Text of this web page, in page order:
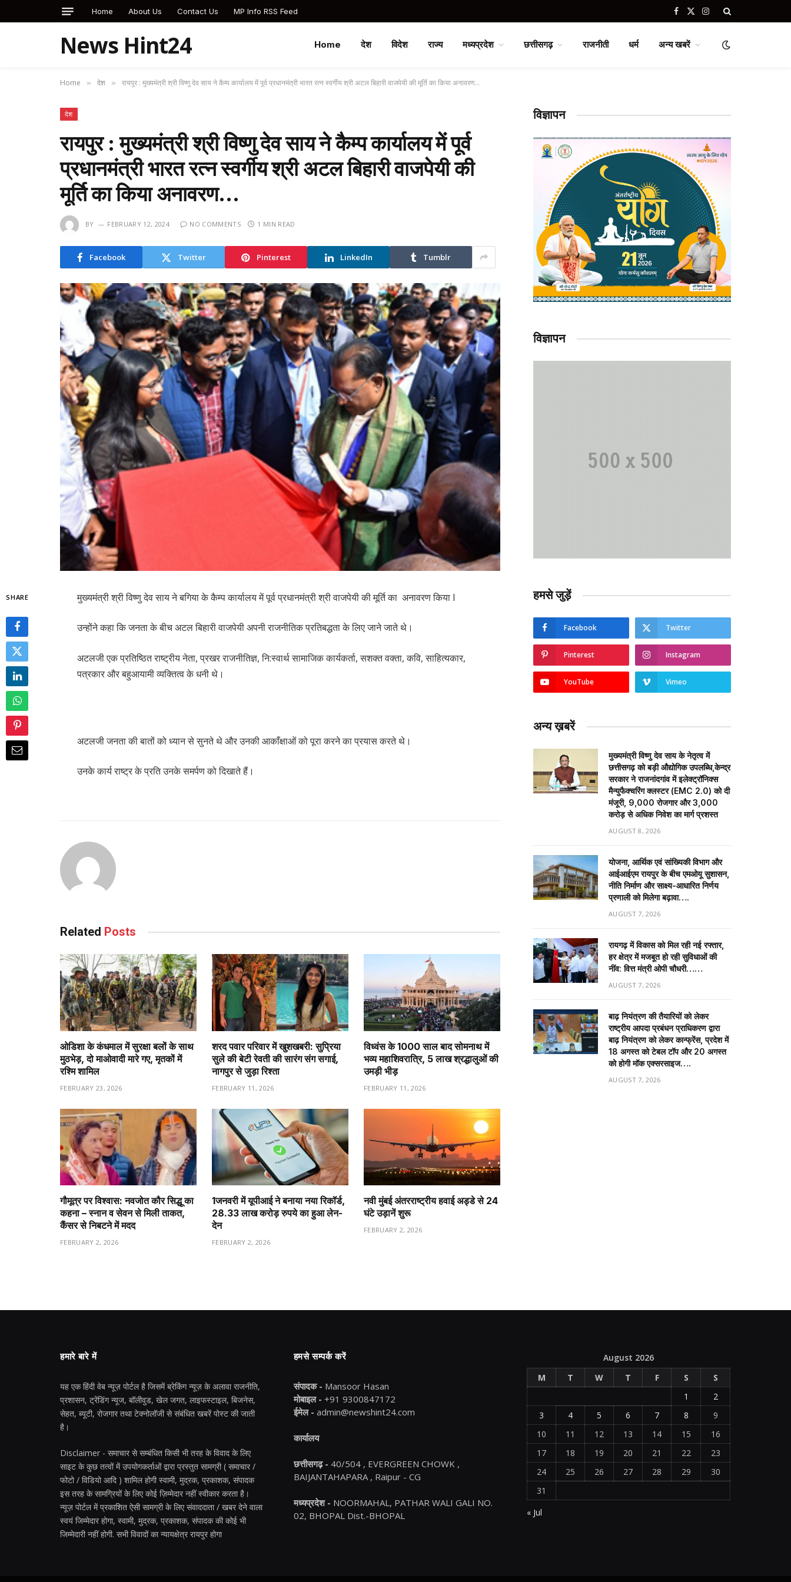
Home About Us Contact Us MP Info RSS Feed Facebook
X
Instagram
News Hint24 Home देश विदेश राज्य मध्यप्रदेश छत्तीसगढ़ राजनीती धर्म अन्य खबरें
Home » देश » रायपुर : मुख्यमंत्री श्री विष्णु देव साय ने कैम्प कार्यालय में पूर्व प्रधानमंत्री भारत रत्न स्वर्गीय श्री अटल बिहारी वाजपेयी की मूर्ति का किया अनावरण…
देश
रायपुर : मुख्यमंत्री श्री विष्णु देव साय ने कैम्प कार्यालय में पूर्व
प्रधानमंत्री भारत रत्न स्वर्गीय श्री अटल बिहारी वाजपेयी की
मूर्ति का किया अनावरण…
BY FEBRUARY 12, 2024 NO COMMENTS 1 MIN READ
Facebook Twitter Pinterest LinkedIn Tumblr
SHARE मुख्यमंत्री श्री विष्णु देव साय ने बगिया के कैम्प कार्यालय में पूर्व प्रधानमंत्री श्री वाजपेयी की मूर्ति का अनावरण किया l
उन्होंने कहा कि जनता के बीच अटल बिहारी वाजपेयी अपनी राजनीतिक प्रतिबद्धता के लिए जाने जाते थे।
अटलजी एक प्रतिष्ठित राष्ट्रीय नेता, प्रखर राजनीतिज्ञ, नि:स्वार्थ सामाजिक कार्यकर्ता, सशक्त वक्ता, कवि, साहित्यकार,
पत्रकार और बहुआयामी व्यक्तित्व के धनी थे।
अटलजी जनता की बातों को ध्यान से सुनते थे और उनकी आकाँक्षाओं को पूरा करने का प्रयास करते थे।
उनके कार्य राष्ट्र के प्रति उनके समर्पण को दिखाते हैं।
Related Posts
ओडिशा के कंधमाल में सुरक्षा बलों के साथ
मुठभेड़, दो माओवादी मारे गए, मृतकों में
रश्मि शामिल
FEBRUARY 23, 2026
शरद पवार परिवार में खुशखबरी: सुप्रिया
सुले की बेटी रेवती की सारंग संग सगाई,
नागपुर से जुड़ा रिश्ता
FEBRUARY 11, 2026
विध्वंस के 1000 साल बाद सोमनाथ में
भव्य महाशिवरात्रि, 5 लाख श्रद्धालुओं की
उमड़ी भीड़
FEBRUARY 11, 2026
गौमूत्र पर विश्वास: नवजोत कौर सिद्धू का
कहना – स्नान व सेवन से मिली ताकत,
कैंसर से निबटने में मदद
FEBRUARY 2, 2026
1️जनवरी में यूपीआई ने बनाया नया रिकॉर्ड,
28.33 लाख करोड़ रुपये का हुआ लेन-
देन
FEBRUARY 2, 2026
नवी मुंबई अंतरराष्ट्रीय हवाई अड्डे से 24
घंटे उड़ानें शुरू
FEBRUARY 2, 2026
विज्ञापन
विज्ञापन
हमसे जुड़ें
Facebook Twitter
Pinterest Instagram
YouTube Vimeo
अन्य ख़बरें
मुख्यमंत्री विष्णु देव साय के नेतृत्व में
छत्तीसगढ़ को बड़ी औद्योगिक उपलब्धि,केन्द्र
सरकार ने राजनांदगांव में इलेक्ट्रॉनिक्स
मैन्युफैक्चरिंग क्लस्टर (EMC 2.0) को दी
मंजूरी, 9,000 रोजगार और ₹3,000
करोड़ से अधिक निवेश का मार्ग प्रशस्त
AUGUST 8, 2026
योजना, आर्थिक एवं सांख्यिकी विभाग और
आईआईएम रायपुर के बीच एमओयू सुशासन,
नीति निर्माण और साक्ष्य-आधारित निर्णय
प्रणाली को मिलेगा बढ़ावा….
AUGUST 7, 2026
रायगढ़ में विकास को मिल रही नई रफ्तार,
हर क्षेत्र में मजबूत हो रही सुविधाओं की
नींव: वित्त मंत्री ओपी चौधरी……
AUGUST 7, 2026
बाढ़ नियंत्रण की तैयारियों को लेकर
राष्ट्रीय आपदा प्रबंधन प्राधिकरण द्वारा
बाढ़ नियंत्रण को लेकर कान्फ्रेंस, प्रदेश में
18 अगस्त को टेबल टॉप और 20 अगस्त
को होगी मॉक एक्सरसाइज….
AUGUST 7, 2026
हमारे बारे में
यह एक हिंदी वेब न्यूज़ पोर्टल है जिसमें ब्रेकिंग न्यूज़ के अलावा राजनीति,
प्रशासन, ट्रेंडिंग न्यूज, बॉलीवुड, खेल जगत, लाइफस्टाइल, बिजनेस,
सेहत, ब्यूटी, रोजगार तथा टेक्नोलॉजी से संबंधित खबरें पोस्ट की जाती
है।
Disclaimer - समाचार से सम्बंधित किसी भी तरह के विवाद के लिए
साइट के कुछ तत्वों में उपयोगकर्ताओं द्वारा प्रस्तुत सामग्री ( समाचार /
फोटो / विडियो आदि ) शामिल होगी स्वामी, मुद्रक, प्रकाशक, संपादक
इस तरह के सामग्रियों के लिए कोई ज़िम्मेदार नहीं स्वीकार करता है।
न्यूज़ पोर्टल में प्रकाशित ऐसी सामग्री के लिए संवाददाता / खबर देने वाला
स्वयं जिम्मेदार होगा, स्वामी, मुद्रक, प्रकाशक, संपादक की कोई भी
जिम्मेदारी नहीं होगी. सभी विवादों का न्यायक्षेत्र रायपुर होगा
हमसे सम्पर्क करें
संपादक - Mansoor Hasan
मोबाइल - +91 9300847172
ईमेल - admin@newshint24.com
कार्यालय
छत्तीसगढ़ - 40/504 , EVERGREEN CHOWK ,
BAIJANTAHAPARA , Raipur - CG
मध्यप्रदेश - NOORMAHAL, PATHAR WALI GALI NO.
02, BHOPAL Dist.-BHOPAL
August 2026
M
T W T F S
S
1
2
3
4 5 6 7 8
9
10
11 12 13 14 15
16
17
18 19 20 21 22
23
24
25 26 27 28 29
30
31
« Jul